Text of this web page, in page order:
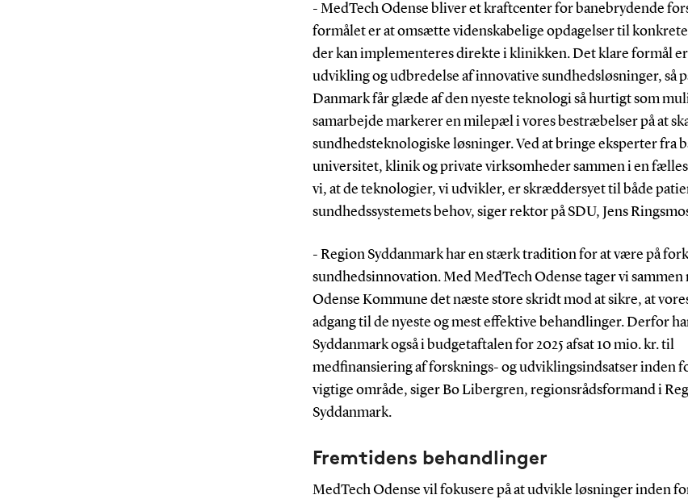
- MedTech Odense bliver et kraftcenter for banebrydende
formålet er at omsætte videnskabelige opdagelser til
der kan implementeres direkte i klinikken. Det klare formål er
udvikling og udbredelse af innovative sundhedsløsninger, så
Danmark får glæde af den nyeste teknologi så hurtigt som
samarbejde markerer en milepæl i vores bestræbelser på at
sundhedsteknologiske løsninger. Ved at bringe eksperter fra
universitet, klinik og private virksomheder sammen i en
vi, at de teknologier, vi udvikler, er skræddersyet til både
sundhedssystemets behov, siger rektor på SDU, Jens
- Region Syddanmark har en stærk tradition for at være på
sundhedsinnovation. Med MedTech Odense tager vi sammen
Odense Kommune det næste store skridt mod at sikre, at
adgang til de nyeste og mest effektive behandlinger. Derfor
Syddanmark også i budgetaftalen for 2025 afsat 10 mio. kr. til
medfinansiering af forsknings- og udviklingsindsatser inden
vigtige område, siger Bo Libergren, regionsrådsformand i
Syddanmark.
Fremtidens behandlinger
MedTech Odense vil fokusere på at udvikle løsninger inden